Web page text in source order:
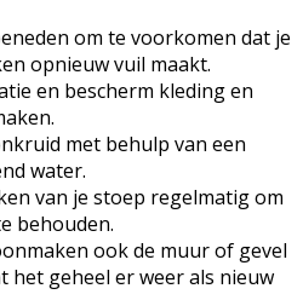
om te voorkomen dat je
opnieuw vuil maakt.
en bescherm kleding en
met behulp van een
water.
van je stoep regelmatig om
behouden.
ook de muur of gevel
het geheel er weer als nieuw